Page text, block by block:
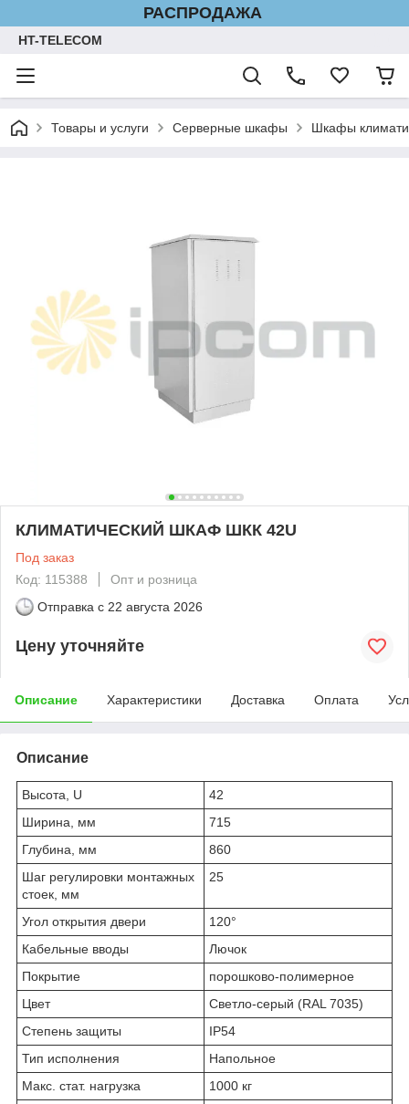
РАСПРОДАЖА
HT-TELECOM
Товары и услуги Серверные шкафы Шкафы
КЛИМАТИЧЕСКИЙ ШКАФ ШКК 42U
Под заказ
Код: 115388
Опт и розница
Отправка с 22 августа 2026
Цену уточняйте
Описание Характеристики Доставка Оплата
Описание
Высота, U
42
Ширина, мм
715
Глубина, мм
860
Шаг регулировки монтажных
стоек, мм
25
Угол открытия двери
120°
Кабельные вводы
Лючок
Покрытие
порошково-полимерное
Цвет
Светло-серый (RAL 7035)
Степень защиты
IP54
Тип исполнения
Напольное
Макс. стат. нагрузка
1000 кг